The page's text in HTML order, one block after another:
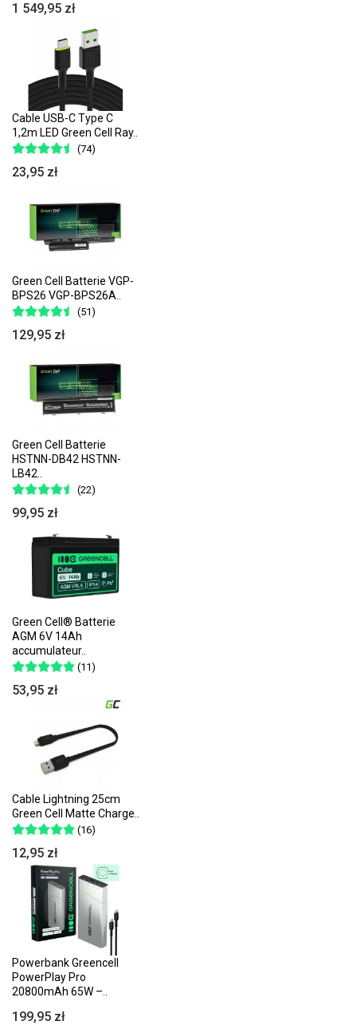
1 549,95 zł
Cable USB-C Type C
1,2m LED Green Cell Ray..
(74)
23,95 zł
Green Cell Batterie VGP-
BPS26 VGP-BPS26A..
(51)
129,95 zł
Green Cell Batterie
HSTNN-DB42 HSTNN-
LB42..
(22)
99,95 zł
Green Cell® Batterie
AGM 6V 14Ah
accumulateur..
(11)
53,95 zł
Cable Lightning 25cm
Green Cell Matte Charge..
(16)
12,95 zł
Powerbank Greencell
PowerPlay Pro
20800mAh 65W –..
199,95 zł